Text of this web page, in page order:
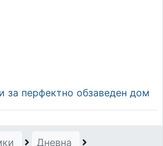
за перфектно обзаведен дом
Дневна